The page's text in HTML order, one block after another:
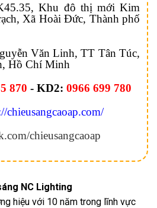
Khu đô thị mới Kim
Xã Hoài Đức, Thành phố
Văn Linh, TT Tân Túc,
Hồ Chí Minh
870 - KD2: 0966 699 780
chieusangcaoap.com/
chieusangcaoap
NC Lighting
hiệu với 10 năm trong lĩnh vực